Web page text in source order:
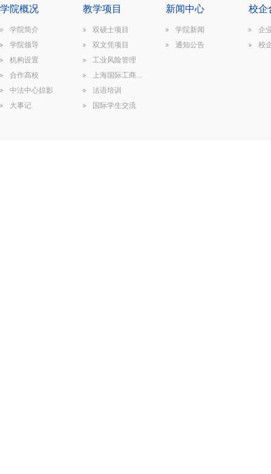
学院概况
学院简介
学院领导
机构设置
合作高校
中法中心掠影
大事记
教学项目
双硕士项目
双文凭项目
工业风险管理
上海国际工商...
法语培训
国际学生交流
新闻中心
学院新闻
通知公告
校企
企
校